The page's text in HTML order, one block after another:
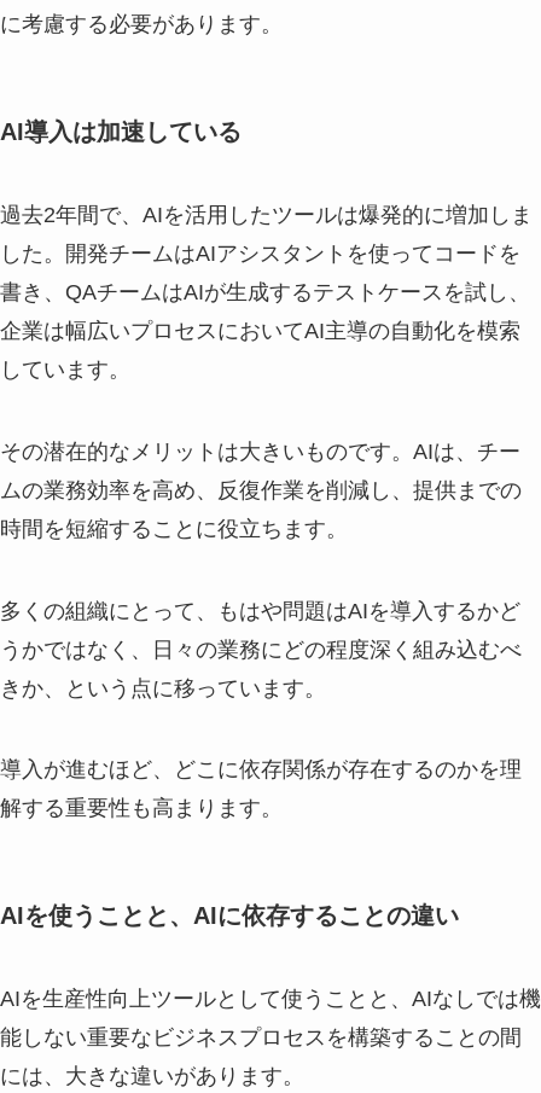
に考慮する必要があります。
AI導入は加速している
過去2年間で、AIを活用したツールは爆発的に増加しま
した。開発チームはAIアシスタントを使ってコードを
書き、QAチームはAIが生成するテストケースを試し、
企業は幅広いプロセスにおいてAI主導の自動化を模索
しています。
その潜在的なメリットは大きいものです。AIは、チー
ムの業務効率を高め、反復作業を削減し、提供までの
時間を短縮することに役立ちます。
多くの組織にとって、もはや問題はAIを導入するかど
うかではなく、日々の業務にどの程度深く組み込むべ
きか、という点に移っています。
導入が進むほど、どこに依存関係が存在するのかを理
解する重要性も高まります。
AIを使うことと、AIに依存することの違い
AIを生産性向上ツールとして使うことと、AIなしでは機
能しない重要なビジネスプロセスを構築することの間
には、大きな違いがあります。